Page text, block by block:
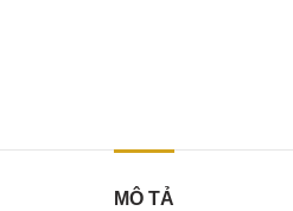
MÔ TẢ